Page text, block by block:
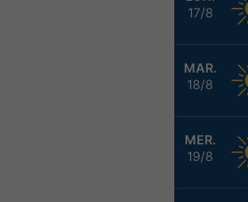
17/8
MAR.
18/8
MER.
19/8